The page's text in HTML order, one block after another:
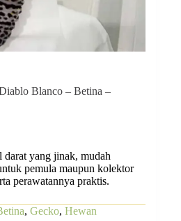
Blanco – Betina –
darat yang jinak, mudah
pemula maupun kolektor
perawatannya praktis.
, Gecko, Hewan